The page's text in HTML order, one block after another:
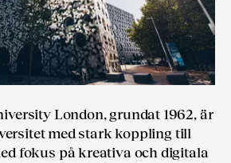
London, grundat 1962, är
med stark koppling till
fokus på kreativa och digitala